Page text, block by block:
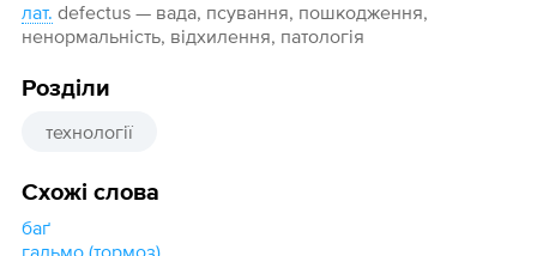
лат. defectus — вада, псування, пошкодження,
ненормальність, відхилення, патологія
Розділи
технології
Схожі слова
баґ